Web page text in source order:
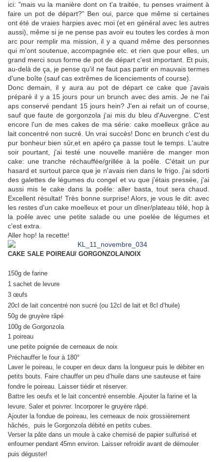
ici: "mais vu la manière dont on t'a traitée, tu penses vraiment à
faire un pot de départ?" Ben oui, parce que même si certaines
ont été de vraies harpies avec moi (et en général avec les autres
aussi), même si je ne pense pas avoir eu toutes les cordes à mon
arc pour remplir ma mission, il y a quand même des personnes
qui m'ont soutenue, accompagnée etc. et rien que pour elles, un
grand merci sous forme de pot de départ c'est important. Et puis,
au-delà de ça, je pense qu'il ne faut pas partir en mauvais termes
d'une boîte (sauf cas extrêmes de licenciements of course).
Donc demain, il y aura au pot de départ ce cake que j'avais
préparé il y a 15 jours pour un brunch avec des amis. Je ne l'ai
aps conservé pendant 15 jours hein? J'en ai refait un of course,
sauf que faute de gorgonzola j'ai mis du bleu d'Auvergne. C'est
encore l'un de mes cakes de ma série: cake moelleux grâce au
lait concentré non sucré. Un vrai succès! Donc en brunch c'est du
pur bonheur bien sûr,et en apéro ça passe tout le temps. L'autre
soir pourtant, j'ai testé une nouvelle manière de manger mon
cake: une tranche réchauffée/grillée à la poêle. C'était un pur
hasard et surtout parce que je n'avais rien dans le frigo. j'ai sdorti
des galettes de légumes du congel et vu que j'étais pressée, j'ai
aussi mis le cake dans la poêle: aller basta, tout sera chaud.
Excellent résultat! Très bonne surprise! Alors, je vous le dit: avec
les restes d'un cake moelleux et pour un dîner/plateau télé, hop à
la poêle avec une petite salade ou une poelée de légumes et
c'est extra.
Aller hop! la recette!
CAKE SALE POIREAU/ GORGONZOLA/NOIX
150g de farine
1 sachet de levure
3 œufs
20cl de lait concentré non sucré (ou 12cl de lait et 8cl d’huile)
50g de gruyère râpé
100g de Gorgonzola
1 poireau
une petite poignée de cerneaux de noix
Préchauffer le four à 180°
Laver le poireau, le couper en deux dans la longueur puis le débiter en
petits bouts. Faire chauffer un peu d’huile dans une sauteuse et faire
fondre le poireau. Laisser tiédir et réserver.
Battre les oeufs et le lait concentré ensemble. Ajouter la farine et la
levure. Saler et poivrer. Incorporer le gruyère râpé.
Ajouter la fondue de poireau, les cerneaux de noix grossièrement
hâchés, puis le Gorgonzola débité en petits cubes.
Verser la pâte dans un moule à cake chemisé de papier sulfurisé et
enfourner pendant 45mn environ. Laisser refroidir avant de démouler
puis déguster!